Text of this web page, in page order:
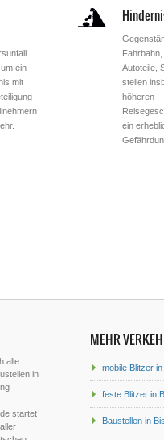
ein
mit
Fahrbahn,
Autoteile,
stellen
höheren
ein
alle
in
startet
MEHR
mobile Blitzer
feste Blitzer in
Baustellen in